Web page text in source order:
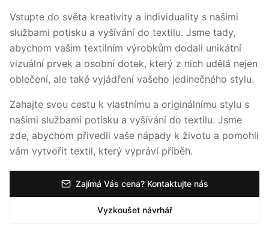
Vstupte do světa kreativity a individuality s našimi
službami potisku a vyšívání do textilu. Jsme tady,
abychom vašim textilním výrobkům dodali unikátní
vizuální prvek a osobní dotek, který z nich udělá nejen
oblečení, ale také vyjádření vašeho jedinečného stylu.
Zahajte svou cestu k vlastnímu a originálnímu stylu s
našimi službami potisku a vyšívání do textilu. Jsme
zde, abychom přivedli vaše nápady k životu a pomohli
vám vytvořit textil, který vypráví příběh.
Zajímá Vás cena? Kontaktujte nás
Vyzkoušet návrhář